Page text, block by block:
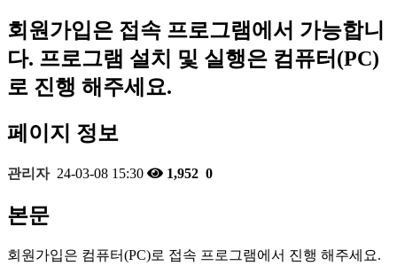
회원가입은 접속 프로그램에서 가능합니
다. 프로그램 설치 및 실행은 컴퓨터(PC)
로 진행 해주세요.
페이지 정보
관리자 24-03-08 15:30 1,952 0
본문
회원가입은 컴퓨터(PC)로 접속 프로그램에서 진행 해주세요.